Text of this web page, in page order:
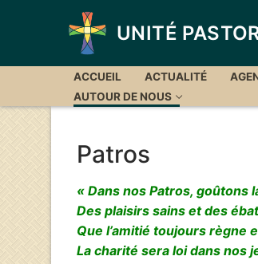
UNITÉ
ACCUEIL ACTUALITÉ
AUTOUR DE NOUS
Patros
« Dans nos Patros, goûtons
Des plaisirs sains et des
Que l’amitié toujours règne
La charité sera loi dans nos